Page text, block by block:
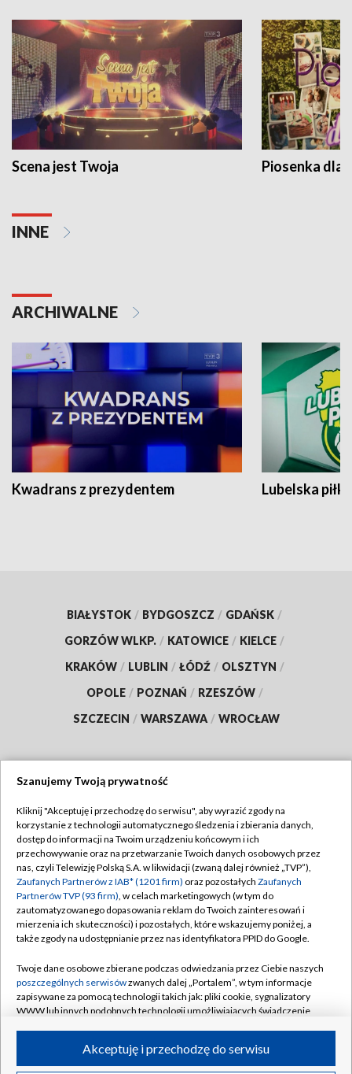
Scena jest Twoja Piosenka dla
INNE
ARCHIWALNE
Kwadrans z prezydentem Lubelska piłka
BIAŁYSTOK / BYDGOSZCZ / GDAŃSK /
GORZÓW WLKP. / KATOWICE / KIELCE /
KRAKÓW / LUBLIN / ŁÓDŹ / OLSZTYN /
OPOLE / POZNAŃ / RZESZÓW /
SZCZECIN / WARSZAWA / WROCŁAW
TVP
Abonament TVP
Emisja w TVP
Centrum informacji TVP
Naziemna Telewizja Cyfrowa
Rada Programowa
System NOS
Informacje o nadawcy
Program dla prasy
Regulamin TVP
Polityka prywatności
Moje zgody
Pomoc
Kontakt
Kanały
Szanujemy Twoją prywatność
Kliknij "Akceptuję i przechodzę do serwisu", aby wyrazić zgody na
korzystanie z technologii automatycznego śledzenia i zbierania danych,
dostęp do informacji na Twoim urządzeniu końcowym i ich
przechowywanie oraz na przetwarzanie Twoich danych osobowych przez
nas, czyli Telewizję Polską S.A. w likwidacji (zwaną dalej również „TVP”),
Zaufanych Partnerów z IAB* (1201 firm) oraz pozostałych Zaufanych
Partnerów TVP (93 firm), w celach marketingowych (w tym do
zautomatyzowanego dopasowania reklam do Twoich zainteresowań i
mierzenia ich skuteczności) i pozostałych, które wskazujemy poniżej, a
także zgody na udostępnianie przez nas identyfikatora PPID do Google.
Twoje dane osobowe zbierane podczas odwiedzania przez Ciebie naszych
poszczególnych serwisówzwanych dalej „Portalem”, w tym informacje
zapisywane za pomocą technologii takich jak: pliki cookie, sygnalizatory
WWW lub innych podobnych technologii umożliwiających świadczenie
ruchu w Internecie.Akceptuję i przechodzę do serwisu